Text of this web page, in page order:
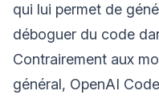
qui lui permet de
déboguer du code
Contrairement aux
général, OpenAI